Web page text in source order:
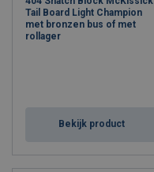
Tail Board Light Champion
met bronzen bus of met
rollager
Bekijk product